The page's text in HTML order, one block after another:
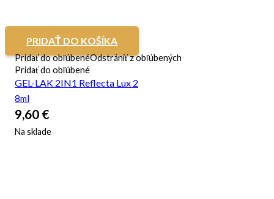
PRIDAŤ DO KOŠÍKA
Pridať do obľúbenéOdstrániť z obľúbených
Pridať do obľúbené
GEL-LAK 2IN1 Reflecta Lux 2
8ml
9,60 €
Na sklade